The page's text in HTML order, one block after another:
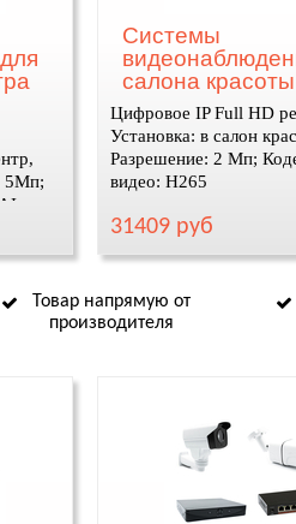
5Мп;
Системы
салона
Цифровое IP Full HD
Установка: в салон
Разрешение: 2 Мп;
видео: H265
31409 руб
Товар напрямую от
производителя